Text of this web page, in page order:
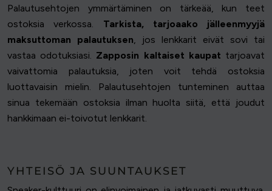
Palautusehtojen ymmärtäminen on tärkeää, kun teet
ostoksia verkossa. Tarkista, tarjoaako jälleenmyyjä
maksuttoman palautuksen, jos lenkkarit eivät sovi tai
vastaa odotuksiasi. Zapposin kaltaiset kaupat tarjoavat
vaivattomia palautuksia, joten voit tehdä ostoksia
luottavaisin mielin. Palautusehtojen tunteminen auttaa
sinua tekemään ostoksia ilman huolta siitä, että joudut
hankkimaan ei-toivotut lenkkarit.
YHTEISÖ JA SUUNTAUKSET